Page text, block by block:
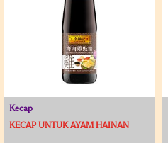
Kecap
KECAP UNTUK AYAM HAINAN